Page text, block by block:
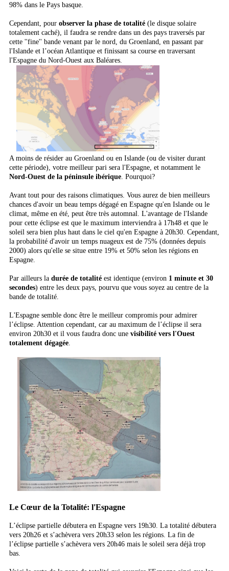
98% dans le Pays basque.
Cependant, pour observer la phase de totalité (le disque solaire
totalement caché), il faudra se rendre dans un des pays traversés par
cette ''fine'' bande venant par le nord, du Groenland, en passant par
l'Islande et l’océan Atlantique et finissant sa course en traversant
l'Espagne du Nord-Ouest aux Baléares.
A moins de résider au Groenland ou en Islande (ou de visiter durant
cette période), votre meilleur pari sera l'Espagne, et notamment le
Nord-Ouest de la péninsule ibérique . Pourquoi?
Avant tout pour des raisons climatiques. Vous aurez de bien meilleurs
chances d'avoir un beau temps dégagé en Espagne qu'en Islande ou le
climat, même en été, peut être très automnal. L'avantage de l'Islande
pour cette éclipse est que le maximum interviendra à 17h48 et que le
soleil sera bien plus haut dans le ciel qu'en Espagne à 20h30. Cependant,
la probabilité d'avoir un temps nuageux est de 75% (données depuis
2000) alors qu'elle se situe entre 19% et 50% selon les régions en
Espagne.
Par ailleurs la durée de totalité est identique (environ 1 minute et 30
secondes) entre les deux pays, pourvu que vous soyez au centre de la
bande de totalité.
L'Espagne semble donc être le meilleur compromis pour admirer
l’éclipse. Attention cependant, car au maximum de l’éclipse il sera
environ 20h30 et il vous faudra donc une visibilité vers l'Ouest
totalement dégagée
Le Cœur de la Totalité: l'Espagne
L’éclipse partielle débutera en Espagne vers 19h30. La totalité débutera
vers 20h26 et s’achèvera vers 20h33 selon les régions. La fin de
l’éclipse partielle s’achèvera vers 20h46 mais le soleil sera déjà trop
bas.